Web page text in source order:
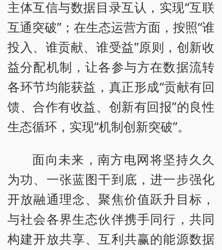
主体互信与数据目录互认，实现“互联
互通突破”；在生态运营方面，按照“谁
投入、谁贡献、谁受益”原则，创新收
益分配机制，让各参与方在数据流转
各环节均能获益，真正形成“贡献有回
馈、合作有收益、创新有回报”的良性
生态循环，实现“机制创新突破”。
面向未来，南方电网将坚持久久
为功、一张蓝图干到底，进一步强化
开放融通理念、聚焦价值跃升目标，
与社会各界生态伙伴携手同行，共同
构建开放共享、互利共赢的能源数据